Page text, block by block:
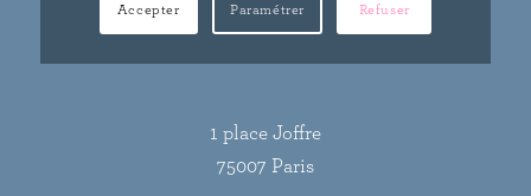
1 place Joffre
75007 Paris
Accepter Paramétrer Refuser